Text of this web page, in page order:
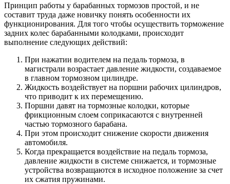
Принцип работы у барабанных тормозов простой, и не
составит труда даже новичку понять особенности их
функционирования. Для того чтобы осуществить торможение
задних колес барабанными колодками, происходит
выполнение следующих действий:
При нажатии водителем на педаль тормоза, в
магистрали возрастает давление жидкости, создаваемое
в главном тормозном цилиндре.
Жидкость воздействует на поршни рабочих цилиндров,
что приводит к их перемещению.
Поршни давят на тормозные колодки, которые
фрикционным слоем соприкасаются с внутренней
частью тормозного барабана.
При этом происходит снижение скорости движения
автомобиля.
Когда прекращается воздействие на педаль тормоза,
давление жидкости в системе снижается, и тормозные
устройства возвращаются в исходное положение за счет
их сжатия пружинами.